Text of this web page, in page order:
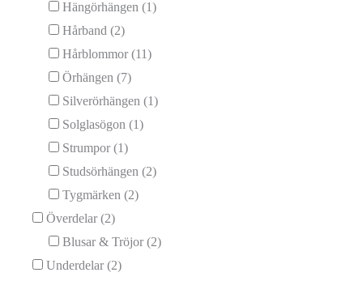
Hängörhängen (1)
Hårband (2)
Hårblommor (11)
Örhängen (7)
Silverörhängen (1)
Solglasögon (1)
Strumpor (1)
Studsörhängen (2)
Tygmärken (2)
Överdelar (2)
Blusar & Tröjor (2)
Underdelar (2)